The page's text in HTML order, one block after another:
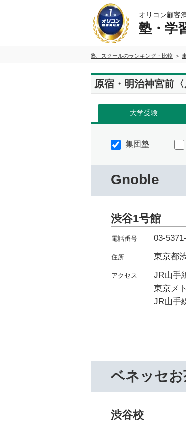
オリコン顧客
塾・学
塾、スクールのランキング・比較
原宿・明治神宮前
大学受験
集団塾
Gnoble
渋谷1号館
03-
東京都
JR山手
東京メ
JR山手
ベネッセ
渋谷校